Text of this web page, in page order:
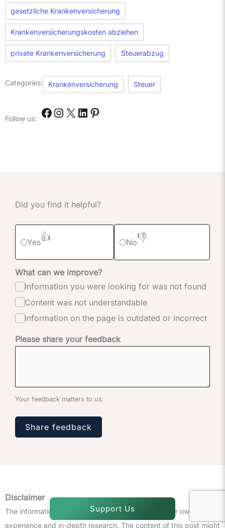
gesetzliche Krankenversicherung
Krankenversicherungskosten abziehen
private Krankenversicherung Steuerabzug
Categories: Krankenversicherung Steuer
Follow us:
Did you find it helpful?
Yes👍 No👎
What can we improve?
Information you were looking for was not found
Content was not understandable
Information on the page is outdated or incorrect
Please share your feedback
Your feedback matters to us.
Share feedback
Disclaimer
The information provided in this post is based on our own
experience and in-depth research. The content of this post might
Support Us